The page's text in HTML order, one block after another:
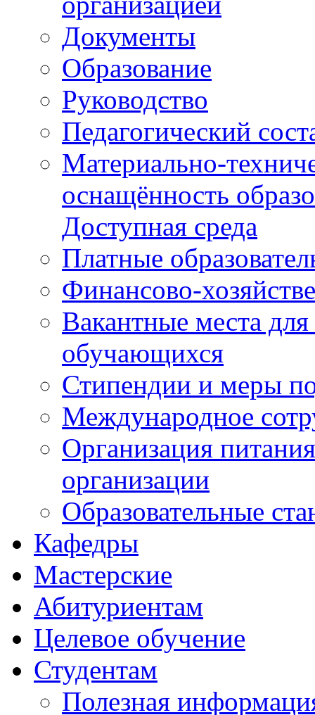
Документы
Образование
Руководство
Педагогический
Материально-
оснащённость
Доступная среда
Платные
Финансово-
Вакантные места
обучающихся
Стипендии и меры
Международное
Организация
организации
Образовательные
Кафедры
Мастерские
Абитуриентам
Целевое обучение
Студентам
Полезная